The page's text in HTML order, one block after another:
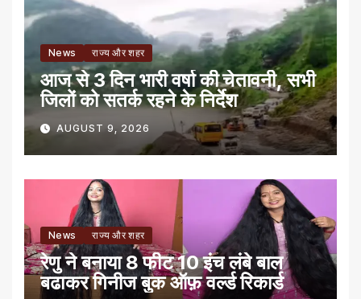
News राज्य और शहर
आज से 3 दिन भारी वर्षा की चेतावनी, सभी
जिलों को सतर्क रहने के निर्देश
AUGUST 9, 2026
News राज्य और शहर
रेणु ने बनाया 8 फीट 10 इंच लंबे बाल
बढाकर गिनीज बुक ऑफ़ वर्ल्ड रिकार्ड